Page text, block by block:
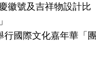
徽號及吉祥物設計比
行國際文化嘉年華「